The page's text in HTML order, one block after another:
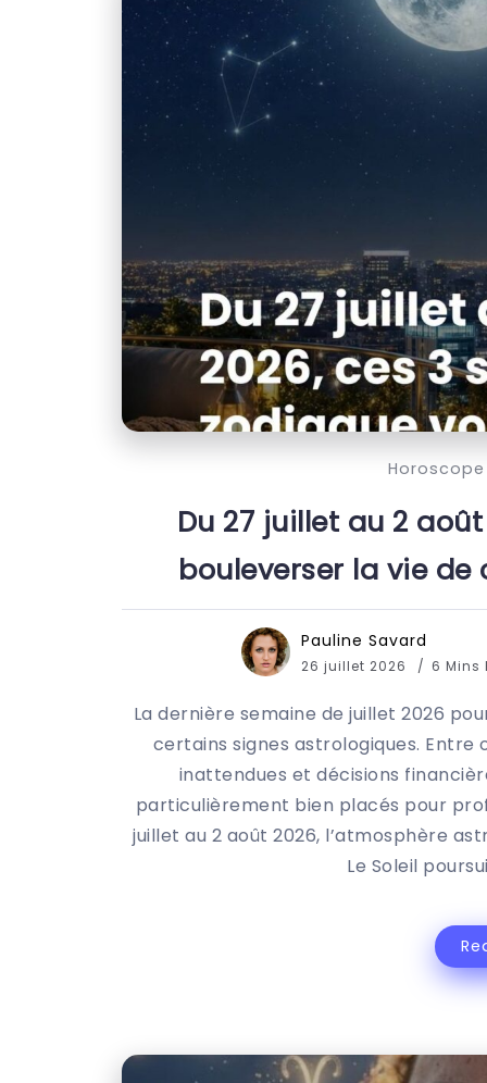
Du 27 juillet au 2
bouleverser la vie de
Pauline Savard
26 juillet 2026 6 Mins
La dernière semaine de juillet 2026
certains signes astrologiques.
inattendues et décisions
particulièrement bien placés pour
juillet au 2 août 2026, l’atmosphère
Le Soleil